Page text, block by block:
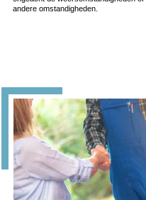
andere omstandigheden.